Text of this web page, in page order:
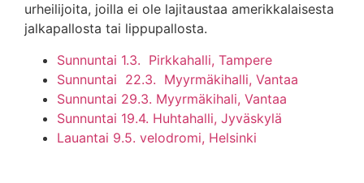
urheilijoita, joilla ei ole lajitaustaa amerikkalaisesta
jalkapallosta tai lippupallosta.
Sunnuntai 1.3. Pirkkahalli, Tampere
Sunnuntai 22.3. Myyrmäkihalli, Vantaa
Sunnuntai 29.3. Myyrmäkihali, Vantaa
Sunnuntai 19.4. Huhtahalli, Jyväskylä
Lauantai 9.5. velodromi, Helsinki